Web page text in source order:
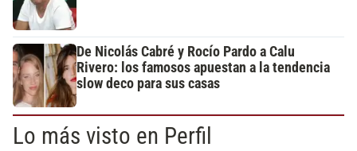
De Nicolás Cabré y Rocío Pardo a Calu
Rivero: los famosos apuestan a la tendencia
slow deco para sus casas
Lo más visto en Perfil